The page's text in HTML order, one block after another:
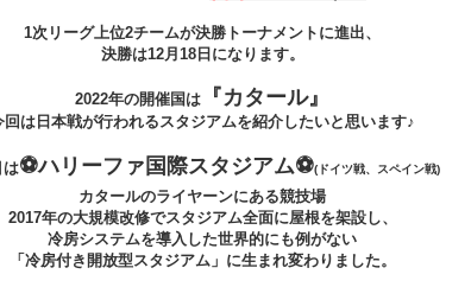
1次リーグ上位2チームが決勝トーナメントに進出、
決勝は12月18日になります。
2022年の開催国は 『カタール』
回は日本戦が行われるスタジアムを紹介したいと思います♪
は⚽ハリーファ国際スタジアム⚽(ドイツ戦、スペイン戦)
カタールのライヤーンにある競技場
2017年の大規模改修でスタジアム全面に屋根を架設し、
冷房システムを導入した世界的にも例がない
「冷房付き開放型スタジアム」に生まれ変わりました。